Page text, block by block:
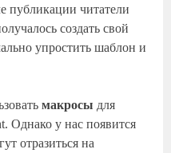
читатели
создать свой
упростить шаблон и
макросы для
Однако у нас появится
отразиться на